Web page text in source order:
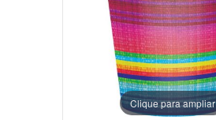
Clique para ampliar